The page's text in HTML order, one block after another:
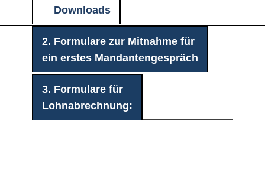
Downloads
2. Formulare zur Mitnahme für
ein erstes Mandantengespräch
3. Formulare für
Lohnabrechnung: